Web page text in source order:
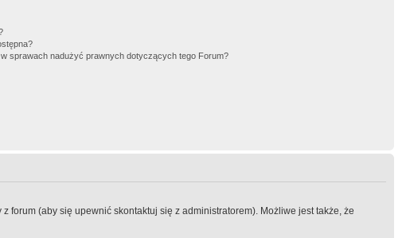
sprawach nadużyć prawnych dotyczących tego Forum?
forum (aby się upewnić skontaktuj się z administratorem). Możliwe jest także, że